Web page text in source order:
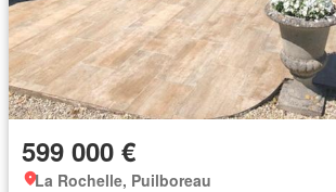
599 000 €
La Rochelle, Puilboreau